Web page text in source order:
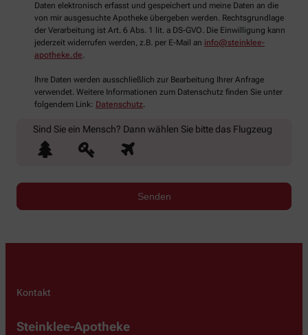
Daten elektronisch erfasst und gespeichert und meine Daten an die
von mir ausgesuchte Apotheke übergeben werden. Rechtsgrundlage
der Verarbeitung ist Art. 6 Abs. 1 lit. a DS-GVO. Die Einwilligung kann
jederzeit widerrufen werden, z.B. per E-Mail an info@steinklee-
apotheke.de.
Ihre Daten werden ausschließlich zur Bearbeitung Ihrer Anfrage
verwendet. Weitere Informationen zum Datenschutz finden Sie unter
folgendem Link: Datenschutz.
Sind Sie ein Mensch? Dann wählen Sie bittedas Flugzeug
Kontakt
Steinklee-Apotheke